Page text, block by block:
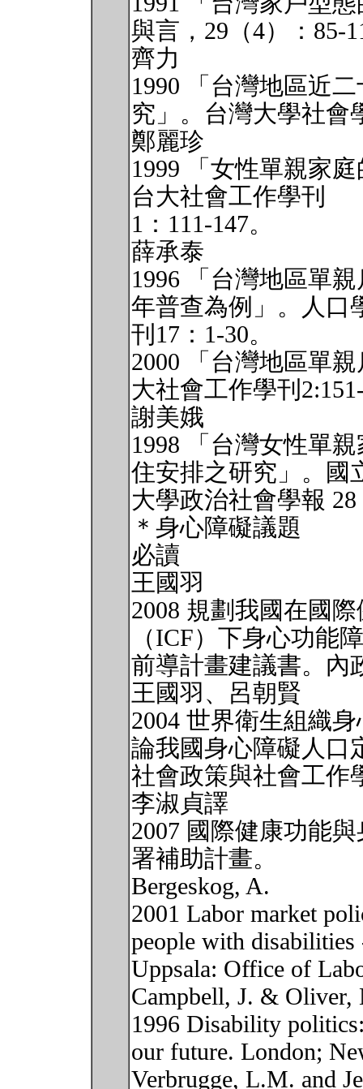
與言，29（4）：85-
齊力
1990 「台灣地區近
究」。台灣大學社會
鄭麗珍
1999 「女性單親家
台大社會工作學刊
1：111-147。
薛承泰
1996 「台灣地區單
年普查為例」。人口
刊17：1-30。
2000 「台灣地區單
大社會工作學刊
謝美娥
1998 「台灣女性單
住安排之研究」。國
大學政治社會學報 28
＊身心障礙議題
必讀
王國羽
2008 規劃我國在國
（ICF）下身心功能
前導計畫建議書。內
王國羽、呂朝賢
2004 世界衛生組織
論我國身心障礙人口
社會政策與社會工作
李淑貞譯
2007 國際健康功能
署補助計畫。
Bergeskog, A.
2001 Labor market
people with disabilities
Uppsala: Office of
Campbell, J. & Oliver,
1996 Disability
our future. London;
Verbrugge, L.M. and